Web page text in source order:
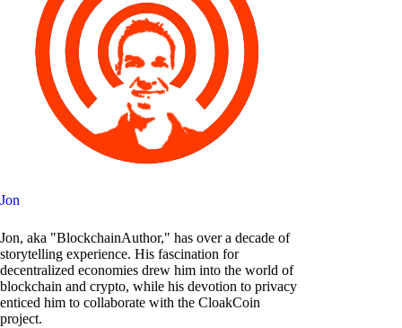
Jon
Jon, aka "BlockchainAuthor," has over a decade of
storytelling experience. His fascination for
decentralized economies drew him into the world of
blockchain and crypto, while his devotion to privacy
enticed him to collaborate with the CloakCoin
project.